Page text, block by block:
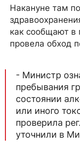
Накануне там
как сообщают в
провела обход
- Министр
пребывания
состоянии
или иного
проверила
уточнили в